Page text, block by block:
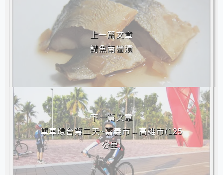
上一篇文章
鯖魚南蠻漬
下一篇文章
單車環台第二天~嘉義市→高雄市(125
公里)